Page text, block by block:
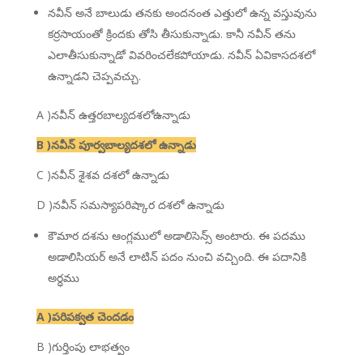
నవీన్ అనే బాలుడు తనకు అందనంత ఎత్తులో ఉన్న వస్తువును
కర్రసాయంతో క్రిందకు తోసి తీసుకున్నాడు. కానీ నవీన్ తను
ఎలాతీసుకున్నాడో వివరించలేకపోయాడు. నవీన్ ఏవికాసదశలో
ఉన్నాడని చెప్పవచ్చు.
A )నవీన్ ఉత్తరబాల్యదశలోఉన్నాడు
B )నవీన్ పూర్వబాల్యదశలో ఉన్నాడు
C )నవీన్ శైశవ దశలో ఉన్నాడు
D )నవీన్ సమస్యాపరిష్కార దశలో ఉన్నాడు
కౌమార దశను ఆంగ్లములో అడాలిసెన్స్ అంటారు. ఈ పదము
అడాలిసియర్ అనే లాటిన్ పదం నుంచి వచ్చింది. ఈ పదానికి
అర్ధము
A )పరిపక్వత చెందడం
B )గుర్తింపు లాభత్వం